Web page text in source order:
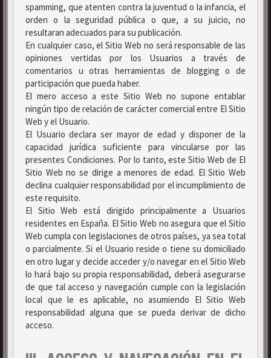
spamming, que atenten contra la juventud o la infancia, el
orden o la seguridad pública o que, a su juicio, no
resultaran adecuados para su publicación.
En cualquier caso, el Sitio Web no será responsable de las
opiniones vertidas por los Usuarios a través de
comentarios u otras herramientas de blogging o de
participación que pueda haber.
El mero acceso a este Sitio Web no supone entablar
ningún tipo de relación de carácter comercial entre El Sitio
Web y el Usuario.
El Usuario declara ser mayor de edad y disponer de la
capacidad jurídica suficiente para vincularse por las
presentes Condiciones. Por lo tanto, este Sitio Web de El
Sitio Web no se dirige a menores de edad. El Sitio Web
declina cualquier responsabilidad por el incumplimiento de
este requisito.
El Sitio Web está dirigido principalmente a Usuarios
residentes en España. El Sitio Web no asegura que el Sitio
Web cumpla con legislaciones de otros países, ya sea total
o parcialmente. Si el Usuario reside o tiene su domiciliado
en otro lugar y decide acceder y/o navegar en el Sitio Web
lo hará bajo su propia responsabilidad, deberá asegurarse
de que tal acceso y navegación cumple con la legislación
local que le es aplicable, no asumiendo El Sitio Web
responsabilidad alguna que se pueda derivar de dicho
acceso.